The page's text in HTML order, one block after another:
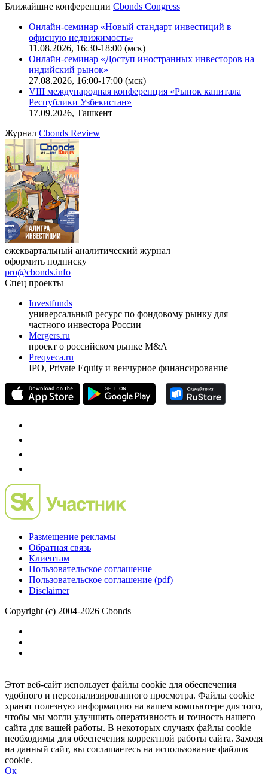
Поиск котировок облигаций
Ближайшие конференцииCbonds Congress
Онлайн-семинар «Новый стандарт инвестиций в
офисную недвижимость»
11.08.2026, 16:30-18:00 (мск)
Онлайн-семинар «Доступ иностранных инвесторов на
индийский рынок»
VIII международная конференция «Рынок капитала
Республики Узбекистан»
17.09.2026, Ташкент
ЖурналCbonds Review
ежеквартальный аналитический журнал
оформить подписку
pro@cbonds.info
Спец проекты
Investfunds
универсальный ресурс по фондовому рынку для
частного инвестора России
проект о российском рынке M&A
Preqveca.ru
Размещение рекламы
Обратная связь
Пользовательское соглашение
Copyright (c) 2004-2026 Cbonds
Этот веб-сайт использует файлы cookie для обеспечения
удобного и персонализированного просмотра. Файлы cookie
хранят полезную информацию на вашем компьютере для того,
чтобы мы могли улучшить оперативность и точность нашего
сайта для вашей работы. В некоторых случаях файлы cookie